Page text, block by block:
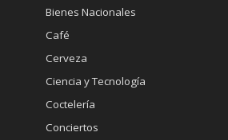
Bienes Nacionales
Café
Cerveza
Ciencia y Tecnología
Coctelería
Conciertos